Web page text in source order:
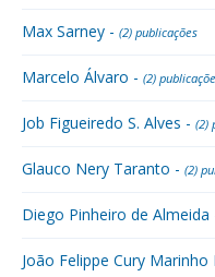
Max Sarney - (2) publicações
Marcelo Álvaro - (2)
Job Figueiredo S. Alves - (2)
Glauco Nery Taranto - (2)
Diego Pinheiro de Almeida
João Felippe Cury Marinho